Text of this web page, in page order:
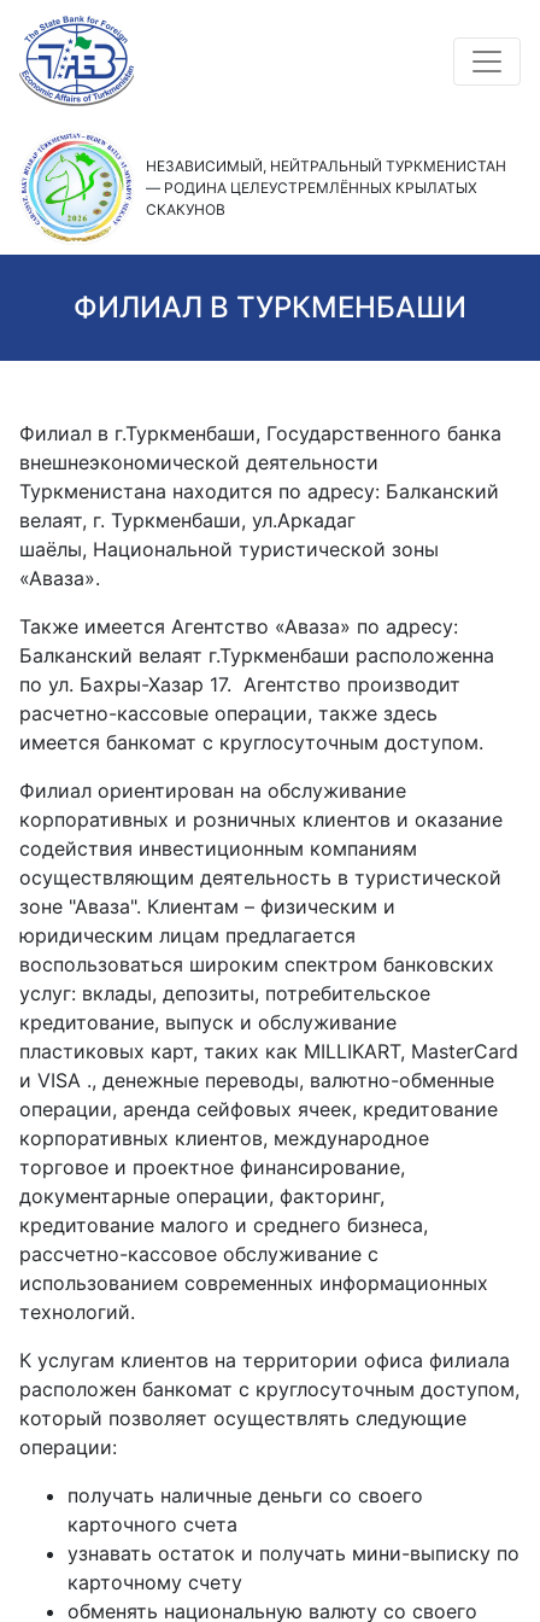
НЕЗАВИСИМЫЙ, НЕЙТРАЛЬНЫЙ ТУРКМЕНИСТАН
— РОДИНА ЦЕЛЕУСТРЕМЛЁННЫХ КРЫЛАТЫХ
СКАКУНОВ
ФИЛИАЛ В ТУРКМЕНБАШИ
Филиал в г.Туркменбаши, Государственного банка
внешнеэкономической деятельности
Туркменистана находится по адресу: Балканский
велаят, г. Туркменбаши, ул.Аркадаг
шаёлы, Национальной туристической зоны
«Аваза».
Также имеется Агентство «Аваза» по адресу:
Балканский велаят г.Туркменбаши расположенна
по ул. Бахры-Хазар 17. Агентство производит
расчетно-кассовые операции, также здесь
имеется банкомат с круглосуточным доступом.
Филиал ориентирован на обслуживание
корпоративных и розничных клиентов и оказание
содействия инвестиционным компаниям
осуществляющим деятельность в туристической
зоне "Аваза". Клиентам – физическим и
юридическим лицам предлагается
воспользоваться широким спектром банковских
услуг: вклады, депозиты, потребительское
кредитование, выпуск и обслуживание
пластиковых карт, таких как MILLIKART, MasterCard
и VISA ., денежные переводы, валютно-обменные
операции, аренда сейфовых ячеек, кредитование
корпоративных клиентов, международное
торговое и проектное финансирование,
документарные операции, факторинг,
кредитование малого и среднего бизнеса,
рассчетно-кассовое обслуживание с
использованием современных информационных
технологий.
К услугам клиентов на территории офиса филиала
расположен банкомат с круглосуточным доступом,
который позволяет осуществлять следующие
операции:
получать наличные деньги со своего
карточного счета
узнавать остаток и получать мини-выписку по
карточному счету
обменять национальную валюту со своего